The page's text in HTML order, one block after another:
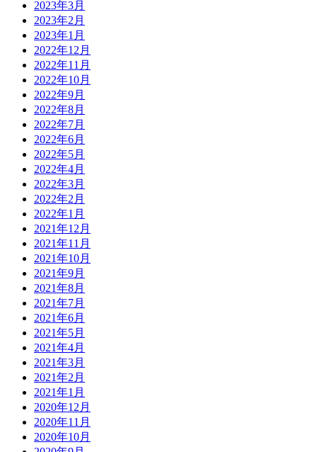
2023年3月
2023年2月
2023年1月
2022年12月
2022年11月
2022年10月
2022年9月
2022年8月
2022年7月
2022年6月
2022年5月
2022年4月
2022年3月
2022年2月
2022年1月
2021年12月
2021年11月
2021年10月
2021年9月
2021年8月
2021年7月
2021年6月
2021年5月
2021年4月
2021年3月
2021年2月
2021年1月
2020年12月
2020年11月
2020年10月